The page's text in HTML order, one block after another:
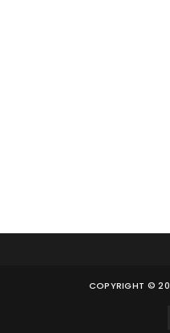
COPYRIGHT ©